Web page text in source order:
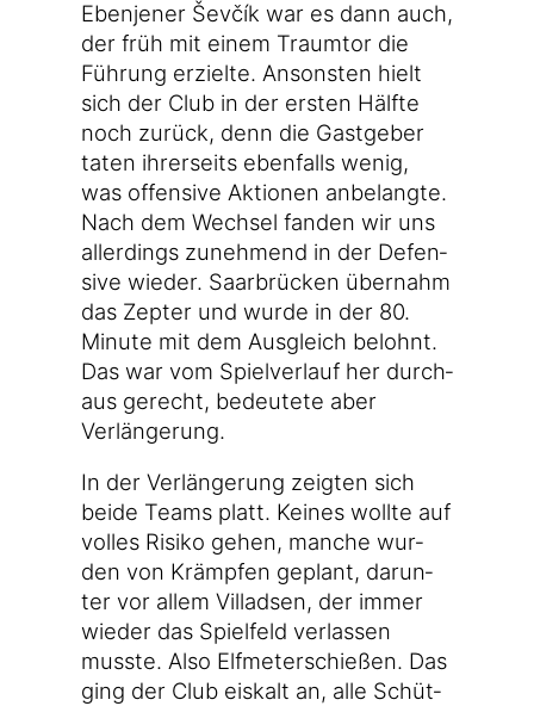
Eben­je­ner Ševčík war es dann auch,
der früh mit einem Traum­tor die
Füh­rung erziel­te. Ansons­ten hielt
sich der Club in der ers­ten Hälf­te
noch zurück, denn die Gast­ge­ber
taten ihrer­seits eben­falls wenig,
was offen­si­ve Aktio­nen anbe­lang­te.
Nach dem Wech­sel fan­den wir uns
aller­dings zuneh­mend in der Defen­
si­ve wie­der. Saar­brü­cken über­nahm
das Zep­ter und wur­de in der 80.
Minu­te mit dem Aus­gleich belohnt.
Das war vom Spiel­ver­lauf her durch­
aus gerecht, bedeu­te­te aber
Verlängerung.
In der Ver­län­ge­rung zeig­ten sich
bei­de Teams platt. Kei­nes woll­te auf
vol­les Risi­ko gehen, man­che wur­
den von Krämp­fen geplant, dar­un­
ter vor allem Vil­lad­sen, der immer
wie­der das Spiel­feld ver­las­sen
muss­te. Also Elf­me­ter­schie­ßen. Das
ging der Club eis­kalt an, alle Schüt­